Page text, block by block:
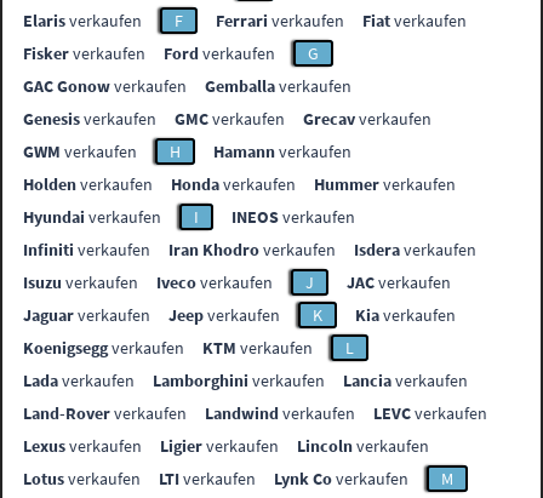
Elarisverkaufen F Ferrari verkaufen Fiatverkaufen
Fiskerverkaufen Fordverkaufen
G
GAC Gonowverkaufen Gemballaverkaufen
Genesisverkaufen GMCverkaufen Grecavverkaufen
GWM verkaufen H Hamannverkaufen
Holdenverkaufen Hondaverkaufen Hummerverkaufen
Hyundai verkaufen I INEOSverkaufen
Infiniti verkaufen Iran Khodroverkaufen Isderaverkaufen
Isuzu verkaufen Ivecoverkaufen J JACverkaufen
Jaguarverkaufen Jeepverkaufen K Kiaverkaufen
Koenigseggverkaufen KTM verkaufen
L
Ladaverkaufen Lamborghini verkaufen Lanciaverkaufen
Land-Roververkaufen Landwindverkaufen LEVCverkaufen
Lexusverkaufen Ligierverkaufen Lincolnverkaufen
Lotusverkaufen LTIverkaufen Lynk Coverkaufen
M